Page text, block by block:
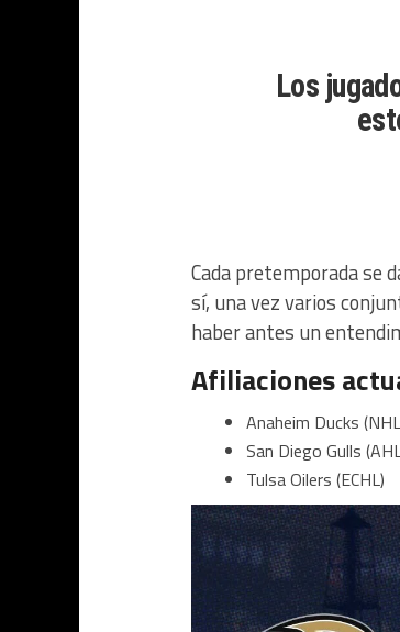
Los
Cada pretemporada se
sí, una vez varios
haber antes un
Afiliaciones
Anaheim Ducks
San Diego Gulls
Tulsa Oilers (ECHL)